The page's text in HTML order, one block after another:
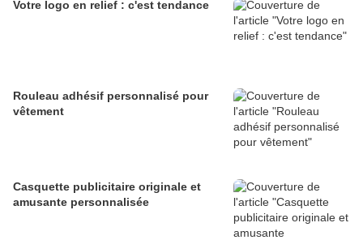
Votre logo en relief : c'est tendance
Rouleau adhésif personnalisé pour
vêtement
Casquette publicitaire originale et
amusante personnalisée